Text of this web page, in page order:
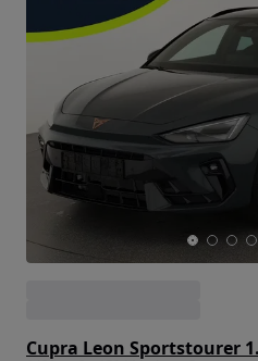
Cupra Leon Sportstourer